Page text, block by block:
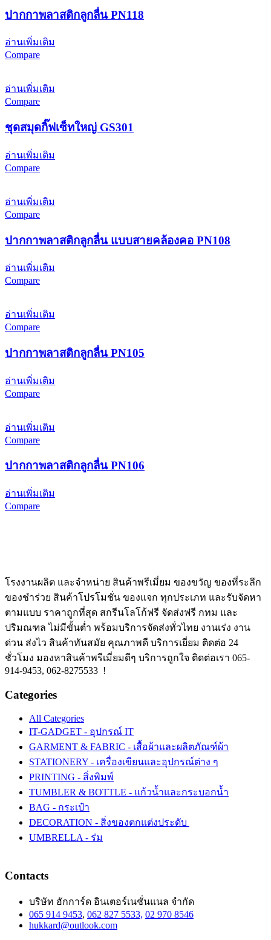
ปากกาพลาสติกลูกลื่น PN118
อ่านเพิ่มเติม
Compare
อ่านเพิ่มเติม
Compare
ชุดสมุดกิ๊ฟเซ็ทใหญ่ GS301
อ่านเพิ่มเติม
Compare
อ่านเพิ่มเติม
Compare
ปากกาพลาสติกลูกลื่น แบบสายคล้องคอ PN108
อ่านเพิ่มเติม
Compare
อ่านเพิ่มเติม
Compare
ปากกาพลาสติกลูกลื่น PN105
อ่านเพิ่มเติม
Compare
อ่านเพิ่มเติม
Compare
ปากกาพลาสติกลูกลื่น PN106
อ่านเพิ่มเติม
Compare
โรงงานผลิต และจำหน่าย สินค้าพรีเมี่ยม ของขวัญ ของที่ระลึก
ของชำร่วย สินค้าโปรโมชั่น ของแจก ทุกประเภท และรับจัดหา
ตามแบบ ราคาถูกที่สุด สกรีนโลโก้ฟรี จัดส่งฟรี กทม และ
ปริมณฑล ไม่มีขั้นต่ำ พร้อมบริการจัดส่งทั่วไทย งานเร่ง งาน
ด่วน ส่งไว สินค้าทันสมัย คุณภาพดี บริการเยี่ยม ติดต่อ 24
ชั่วโมง มองหาสินค้าพรีเมี่ยมดีๆ บริการถูกใจ ติดต่อเรา 065-
914-9453, 062-8275533 !
Categories
All Categories
IT-GADGET - อุปกรณ์ IT
GARMENT & FABRIC - เสื้อผ้าและผลิตภัณฑ์ผ้า
STATIONERY - เครื่องเขียนและอุปกรณ์ต่าง ๆ
PRINTING - สิ่งพิมพ์
TUMBLER & BOTTLE - แก้วน้ำและกระบอกน้ำ
BAG - กระเป๋า
DECORATION - สิ่งของตกแต่งประดับ
UMBRELLA - ร่ม
Contacts
บริษัท ฮักการ์ด อินเตอร์เนชั่นแนล จำกัด
065 914 9453, 062 827 5533, 02 970 8546
hukkard@outlook.com